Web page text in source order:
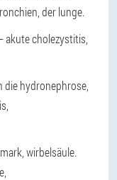
der lunge.
cholezystitis,
die hydronephrose,
wirbelsäule.